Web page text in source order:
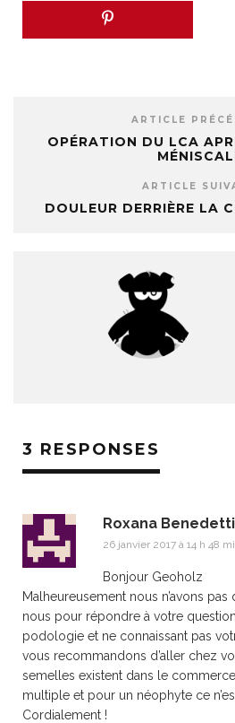
ARTICLE
OPÉRATION DU LCA
ARTICLE
DOULEUR DERRIÈRE LA
3 RESPONSES
Roxana Benedetti
26 janvier 2017 à 14 h 48
Bonjour Geoholz
Malheureusement nous n’avons
nous pour répondre à votre
podologie et ne connaissant pas
vous recommandons d’aller chez
semelles existent dans le
multiple et pour un néophyte ce
Cordialement !